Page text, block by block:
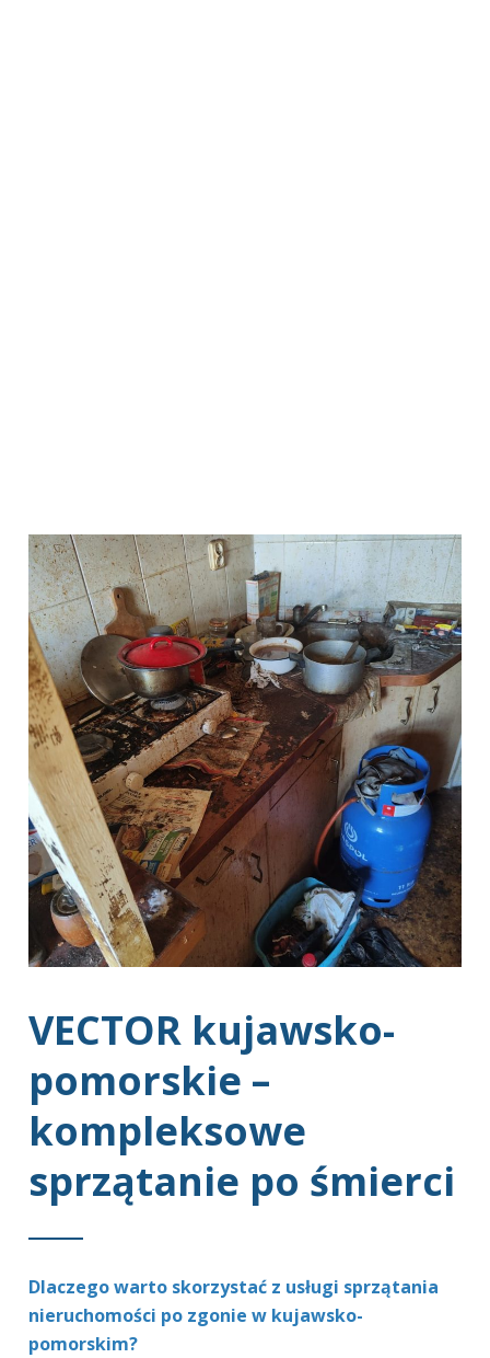
VECTOR kujawsko-
pomorskie –
kompleksowe
sprzątanie po śmierci
Dlaczego warto skorzystać z usługi sprzątania
nieruchomości po zgonie w kujawsko-
pomorskim?